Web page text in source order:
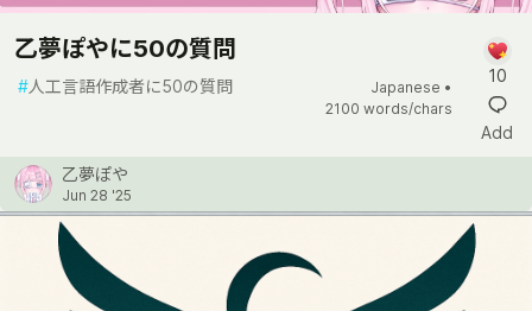
乙夢ぽやに50の質問
#人工言語作成者に50の質問
Japanese •
2100 words/chars
10
Add
乙夢ぽや
Jun 28 '25